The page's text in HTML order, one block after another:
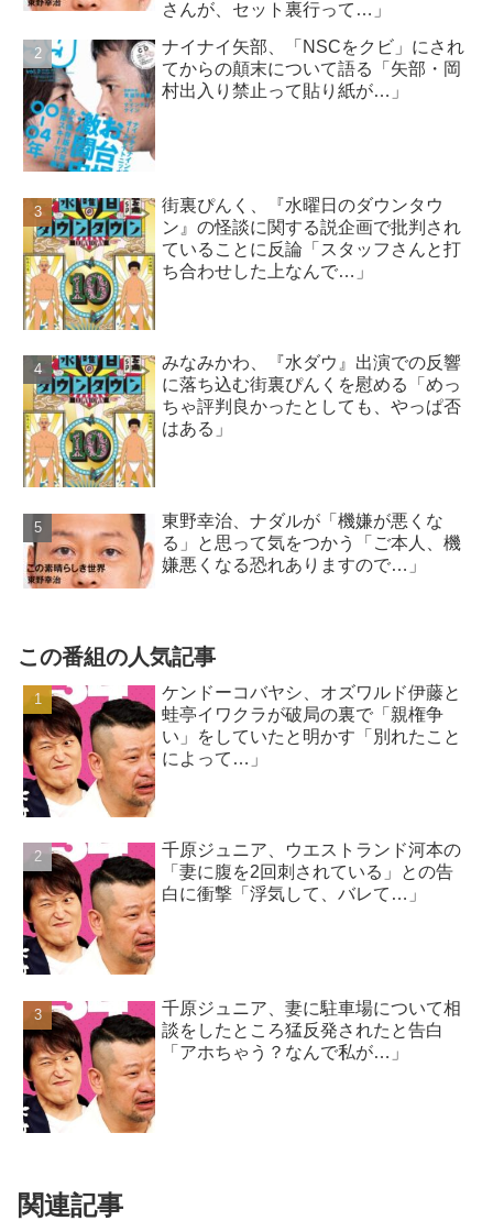
さんが、セット裏行って…」
ナイナイ矢部、「NSCをクビ」にされ
てからの顛末について語る「矢部・岡
村出入り禁止って貼り紙が…」
街裏ぴんく、『水曜日のダウンタウ
ン』の怪談に関する説企画で批判され
ていることに反論「スタッフさんと打
ち合わせした上なんで…」
みなみかわ、『水ダウ』出演での反響
に落ち込む街裏ぴんくを慰める「めっ
ちゃ評判良かったとしても、やっぱ否
はある」
東野幸治、ナダルが「機嫌が悪くな
る」と思って気をつかう「ご本人、機
嫌悪くなる恐れありますので…」
この番組の人気記事
ケンドーコバヤシ、オズワルド伊藤と
蛙亭イワクラが破局の裏で「親権争
い」をしていたと明かす「別れたこと
によって…」
千原ジュニア、ウエストランド河本の
「妻に腹を2回刺されている」との告
白に衝撃「浮気して、バレて…」
千原ジュニア、妻に駐車場について相
談をしたところ猛反発されたと告白
「アホちゃう？なんで私が…」
関連記事